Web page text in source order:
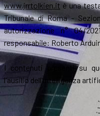
www.jrrtolkien.it è una
Tribunale di Roma -
autorizzazione n° 04/
responsabile: Roberto
I contenuti presenti su
l'ausilio dell'intelligenza